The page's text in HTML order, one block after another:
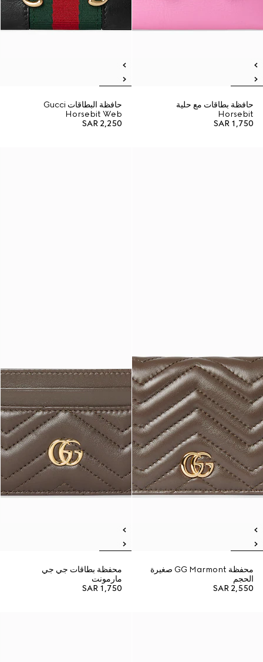
حافظة بطاقات مع حلية
Horsebit
SAR 1,750
حافظة البطاقات Gucci
Horsebit Web
SAR 2,250
محفظة GG Marmont صغيرة
الحجم
SAR 2,550
محفظة بطاقات جي جي
مارمونت
SAR 1,750